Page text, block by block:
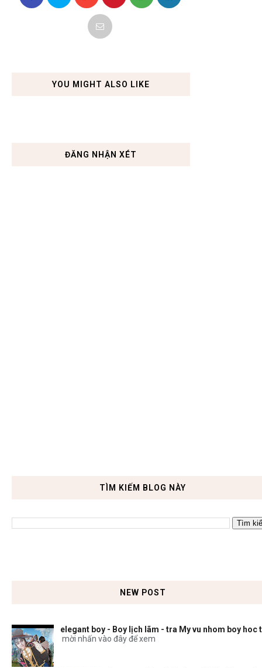
YOU MIGHT ALSO LIKE
ĐĂNG NHẬN XÉT
TÌM KIẾM BLOG NÀY
NEW POST
elegant boy - Boy lịch lãm - tra My vu nhom boy hoc
mời nhấn vào đây để xem